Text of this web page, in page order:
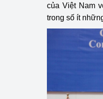
của Việt Nam
trong số ít